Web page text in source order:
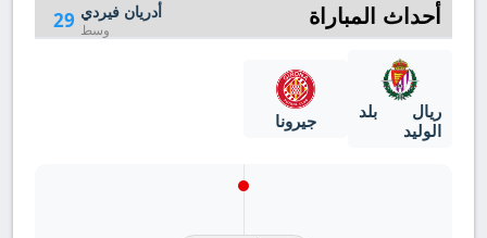
29 أدريان فيردي
وسط أحداث المباراة
ريال بلد
الوليد
جيرونا